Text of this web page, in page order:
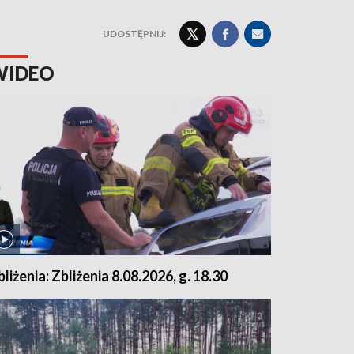
UDOSTĘPNIJ:
Zbliżenia 8.08.2026, g. 18.30